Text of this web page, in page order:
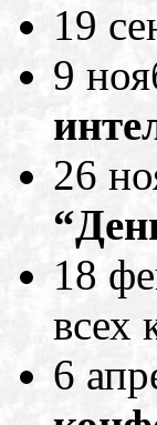
19
9
26
18
всех
6